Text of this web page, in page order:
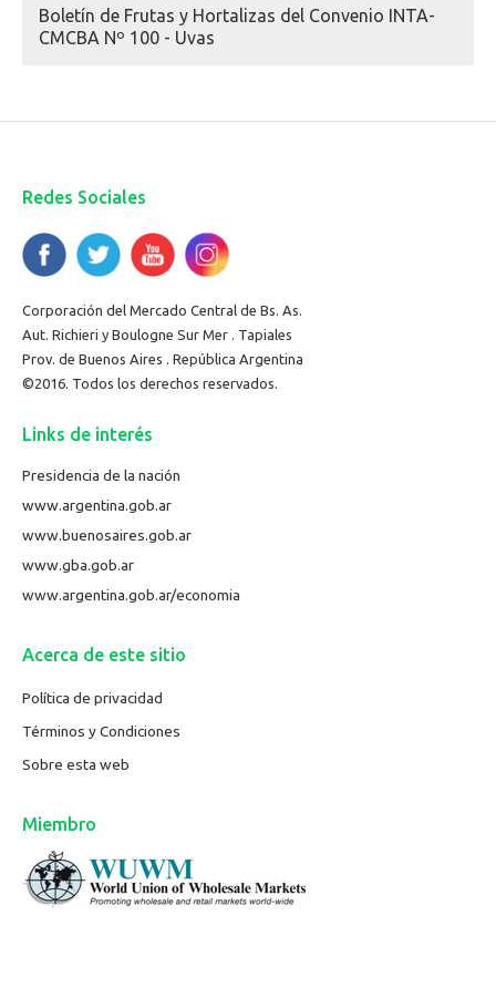
Boletín de Frutas y Hortalizas del Convenio INTA-
CMCBA Nº 100 - Uvas
Redes Sociales
Corporación del Mercado Central de Bs. As.
Aut. Richieri y Boulogne Sur Mer . Tapiales
Prov. de Buenos Aires . República Argentina
©2016. Todos los derechos reservados.
Links de interés
Presidencia de la nación
www.argentina.gob.ar
www.buenosaires.gob.ar
www.gba.gob.ar
www.argentina.gob.ar/economia
Acerca de este sitio
Política de privacidad
Términos y Condiciones
Sobre esta web
Miembro